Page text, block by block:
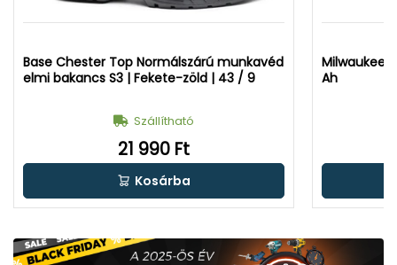
Base Chester Top Normálszárú munkavéd
elmi bakancs S3 | Fekete-zöld | 43 / 9
Szállítható
21 990 Ft
Kosárba
Milwaukee
Ah